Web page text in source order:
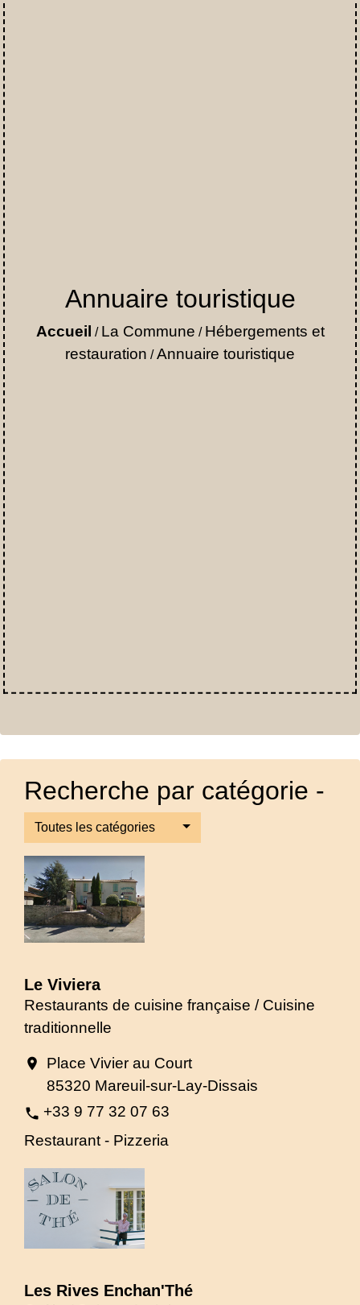
Annuaire touristique
Accueil / La Commune / Hébergements et
restauration /Annuaire touristique
Recherche par catégorie -
Toutes les catégories
Le Viviera
Restaurants de cuisine française / Cuisine
traditionnelle
location_on
Place Vivier au Court
85320 Mareuil-sur-Lay-Dissais
phone +33 9 77 32 07 63
Restaurant - Pizzeria
Les Rives Enchan'Thé